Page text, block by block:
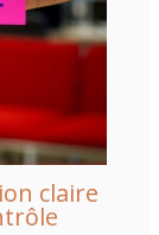
claire